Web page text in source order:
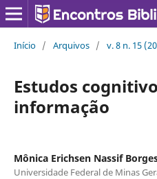
Início / Arquivos / v. 8 n. 15
Estudos
informação
Mônica Erichsen Nassif
Universidade Federal de Minas